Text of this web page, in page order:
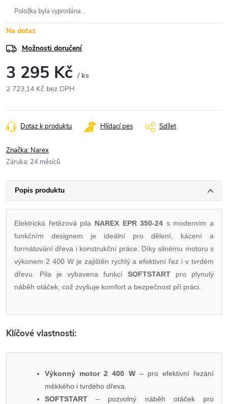
Položka byla vyprodána…
Na dotaz
Možnosti doručení
3 295 Kč / ks
2 723,14 Kč bez DPH
cena:
Dotaz k produktu Hlídací pes Sdílet
Značka: Narex
Záruka: 24 měsíců
Popis produktu
Elektrická řetězová pila NAREX EPR 350-24 s moderním a
funkčním designem je ideální pro dělení, kácení a
formátování dřeva i konstrukční práce. Díky silnému motoru s
výkonem 2 400 W je zajištěn rychlý a efektivní řez i v tvrdém
dřevu. Pila je vybavena funkcí SOFTSTART pro plynulý
náběh otáček, což zvyšuje komfort a bezpečnost při práci.
Klíčové vlastnosti:
Výkonný motor 2 400 W– pro efektivní řezání
měkkého i tvrdého dřeva.
SOFTSTART – pozvolný náběh otáček pro